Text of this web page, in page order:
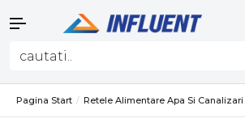
Pagina Start Retele Alimentare Apa Si Canalizari